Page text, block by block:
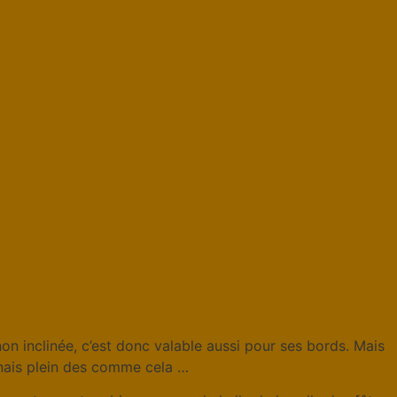
inclinée, c’est donc valable aussi pour ses bords. Mais
plein des comme cela …